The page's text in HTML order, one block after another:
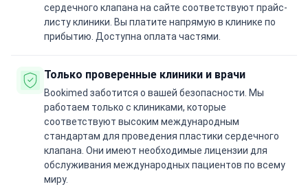
сердечного клапана на сайте соответствуют прайс-
листу клиники. Вы платите напрямую в клинике по
прибытию. Доступна оплата частями.
Только проверенные клиники и врачи
Bookimed заботится о вашей безопасности. Мы
работаем только с клиниками, которые
соответствуют высоким международным
стандартам для проведения пластики сердечного
клапана. Они имеют необходимые лицензии для
обслуживания международных пациентов по всему
миру.